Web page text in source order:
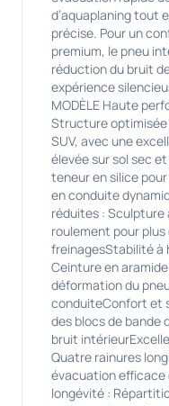
d’aquaplaning tout
précise. Pour un
premium, le pneu
réduction du bruit
expérience
MODÈLE Haute
Structure optimisée
SUV, avec une
élevée sur sol sec
teneur en silice
en conduite
réduites : Sculpture
roulement pour
freinagesStabilité à
Ceinture en
déformation du
conduiteConfort et
des blocs de bande
bruit
Quatre rainures
évacuation efficace
longévité :